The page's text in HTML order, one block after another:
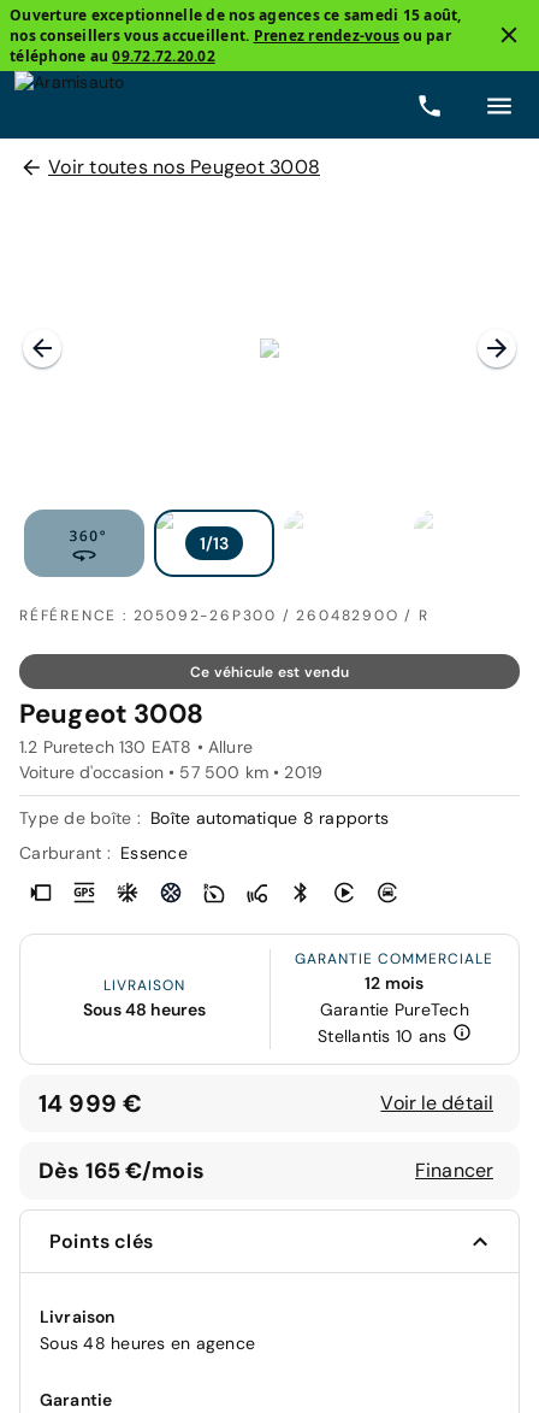
Ouverture exceptionnelle de nos agences ce samedi 15 août,
nos conseillers vous accueillent. Prenez rendez-vousou par
téléphone au09.72.72.20.02
Voir toutes nos Peugeot 3008
RÉFÉRENCE : 205092-26P300 / 26048290O / R
Ce véhicule est vendu
Peugeot 3008
1.2 Puretech 130 EAT8 • Allure
Voiture d'occasion • 57 500 km • 2019
Type de boîte : Boîte automatique 8 rapports
Carburant : Essence
LIVRAISON
Sous 48 heures
GARANTIE COMMERCIALE
12 mois
Garantie PureTech
Stellantis 10 ans
14 999 € Voir le détail
Dès 165 €/mois Financer
Points clés
Livraison
Sous 48 heures en agence
Garantie